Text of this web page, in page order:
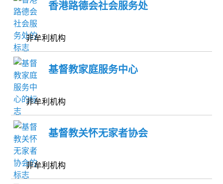
香港路德会社会服务处
非牟利机构
基督教家庭服务中心
非牟利机构
基督教关怀无家者协会
非牟利机构